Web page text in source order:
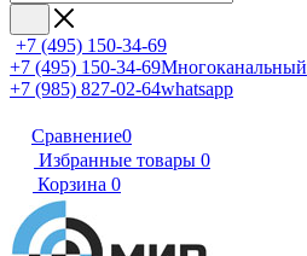
+7 (495) 150-34-69
+7 (495) 150-34-69Многоканальный
+7 (985) 827-02-64whatsapp
Сравнение0
Избранные товары 0
Корзина 0